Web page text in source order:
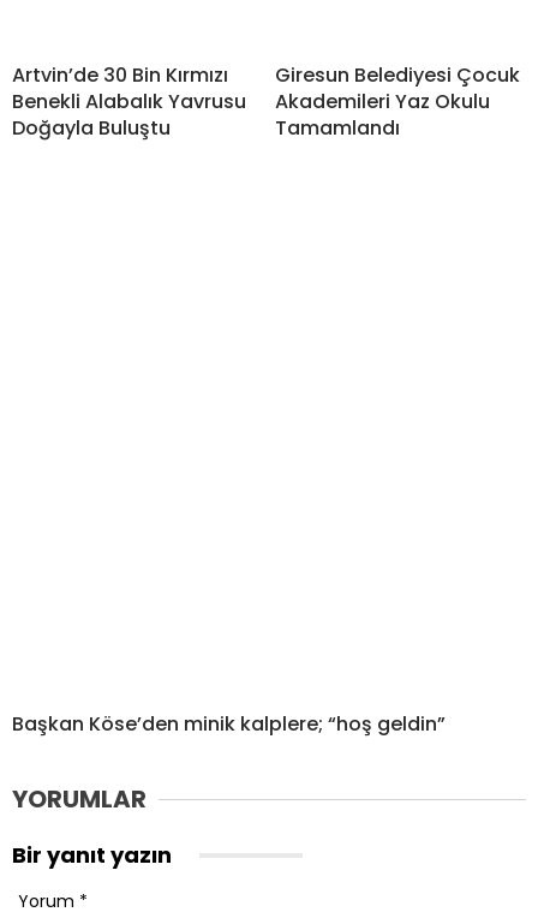
Artvin’de 30 Bin Kırmızı
Benekli Alabalık Yavrusu
Doğayla Buluştu
Giresun Belediyesi Çocuk
Akademileri Yaz Okulu
Tamamlandı
Başkan Köse’den minik kalplere; “hoş geldin”
YORUMLAR
Bir yanıt yazın
Yorum *